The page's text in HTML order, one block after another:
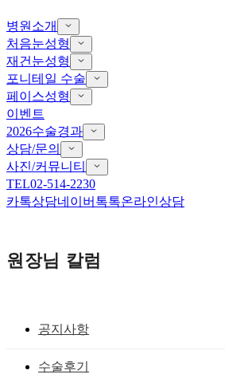
병원소개
처음눈성형
재건눈성형
포니테일 수술
페이스성형
이벤트
2026수술경과
상담/문의
사진/커뮤니티
TEL02-514-2230
카톡상담네이버톡톡온라인상담
원장님 칼럼
공지사항
수술후기